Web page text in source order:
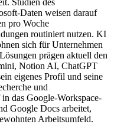
Daten weisen darauf
pro Woche
routiniert nutzen. KI
sich für Unternehmen
prägen aktuell den
Notion AI, ChatGPT
eigenes Profil und seine
und
das Google-Workspace-
Google Docs arbeitet,
Arbeitsumfeld.